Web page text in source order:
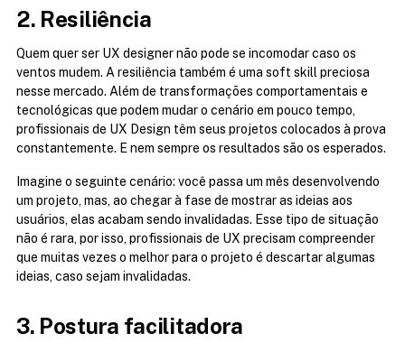
2. Resiliência
Quem quer ser UX designer não pode se incomodar caso os
ventos mudem. A resiliência também é uma soft skill preciosa
nesse mercado. Além de transformações comportamentais e
tecnológicas que podem mudar o cenário em pouco tempo,
profissionais de UX Design têm seus projetos colocados à prova
constantemente. E nem sempre os resultados são os esperados.
Imagine o seguinte cenário: você passa um mês desenvolvendo
um projeto, mas, ao chegar à fase de mostrar as ideias aos
usuários, elas acabam sendo invalidadas. Esse tipo de situação
não é rara, por isso, profissionais de UX precisam compreender
que muitas vezes o melhor para o projeto é descartar algumas
ideias, caso sejam invalidadas.
3. Postura facilitadora